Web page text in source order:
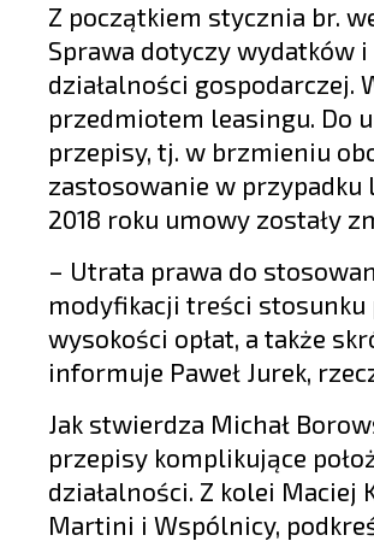
Z początkiem stycznia br.
Sprawa dotyczy wydatków
działalności gospodarczej.
przedmiotem leasingu. Do
przepisy, tj. w brzmieniu
zastosowanie w przypadku
2018 roku umowy zostały
– Utrata prawa do
modyfikacji treści stosunku
wysokości opłat, a także
informuje Paweł Jurek,
Jak stwierdza Michał
przepisy komplikujące
działalności. Z kolei
Martini i Wspólnicy,